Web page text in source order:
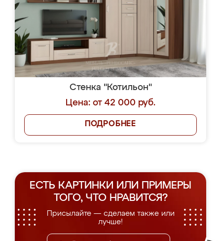
Стенка "Котильон"
Цена: от 42 000 руб.
ПОДРОБНЕЕ
ЕСТЬ КАРТИНКИ ИЛИ ПРИМЕРЫ
ТОГО, ЧТО НРАВИТСЯ?
Присылайте — сделаем также или
лучше!